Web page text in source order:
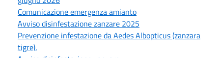
Comunicazione emergenza amianto
Avviso disinfestazione zanzare 2025
Prevenzione infestazione da Aedes Albopticus (zanzara
tigre).